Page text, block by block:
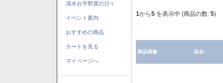
清水台平野屋の日々
イベント案内
おすすめの商品
カートを見る
マイページへ
1から5 を表示中 (商品の数: 5)
商品画像 品名-